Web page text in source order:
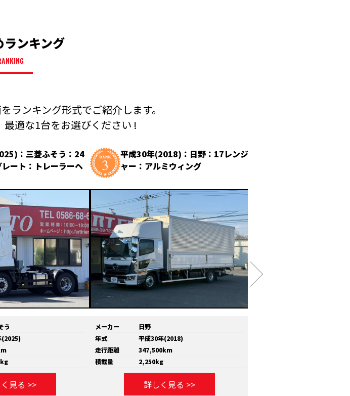
ランキング
ランキング形式でご紹介します。
最適な1台をお選びください !
：三菱ふそう：24
ート：トレーラーヘ
う
(2025)
見る >>
平成30年(2018)：日野：17レンジ
ャー：アルミウィング
メーカー
日野
年式
平成30年(2018)
走行距離
347,500km
積載量
2,250kg
詳しく見る >>